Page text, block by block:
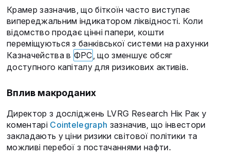
Крамер зазначив, що біткоїн часто виступає
випереджальним індикатором ліквідності. Коли
відомство продає цінні папери, кошти
переміщуються з банківської системи на рахунки
Казначейства в ФРС, що зменшує обсяг
доступного капіталу для ризикових активів.
Вплив макроданих
Директор з досліджень LVRG Research Нік Рак у
коментарі Cointelegraph зазначив, що інвестори
закладають у ціни ризики світової політики та
можливі перебої з постачаннями нафти.